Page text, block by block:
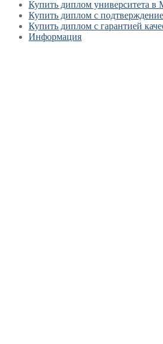
Купить диплом университета в
Купить диплом с
Купить диплом с гарантией
Информация